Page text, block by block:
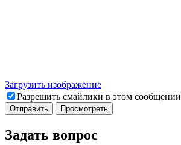
Загрузить изображение
Разрешить смайлики в этом сообщении
Задать вопрос